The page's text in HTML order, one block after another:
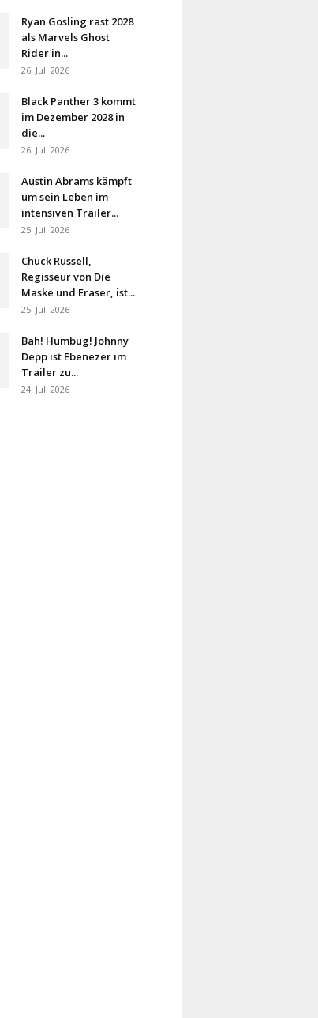
Ryan Gosling rast 2028
als Marvels Ghost
Rider in...
26. Juli 2026
Black Panther 3 kommt
im Dezember 2028 in
die...
26. Juli 2026
Austin Abrams kämpft
um sein Leben im
intensiven Trailer...
25. Juli 2026
Chuck Russell,
Regisseur von Die
Maske und Eraser, ist...
25. Juli 2026
Bah! Humbug! Johnny
Depp ist Ebenezer im
Trailer zu...
24. Juli 2026